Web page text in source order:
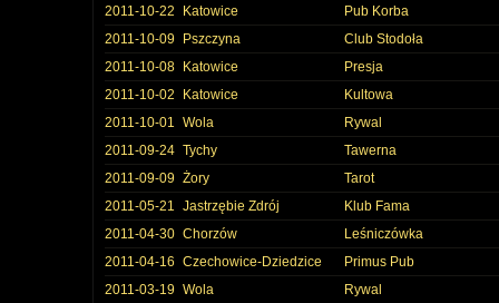
2011-10-22
Katowice
Pub Korba
2011-10-09
Pszczyna
Club Stodoła
2011-10-08
Katowice
Presja
2011-10-02
Katowice
Kultowa
2011-10-01
Wola
Rywal
2011-09-24 Tychy
Tawerna
2011-09-09 Żory
Tarot
2011-05-21
Jastrzębie Zdrój
Klub Fama
2011-04-30 Chorzów
Leśniczówka
2011-04-16
Czechowice-Dziedzice
Primus Pub
2011-03-19 Wola
Rywal